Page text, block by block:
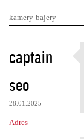
kamery-bajery
K
o
m
e
n
captain
seo
28.01.2025
Adres